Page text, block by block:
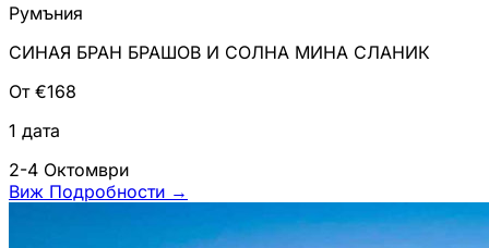
Румъния
СИНАЯ БРАН БРАШОВ И СОЛНА МИНА СЛАНИК
От €168
1 дата
2-4 Октомври
Виж Подробности →